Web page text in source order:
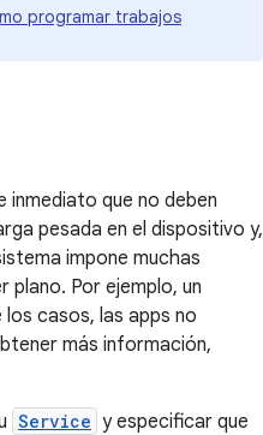
programar trabajos
que no deben
pesada en el dispositivo y,
impone muchas
Por ejemplo, un
casos, las apps no
más información,
Service y especificar que